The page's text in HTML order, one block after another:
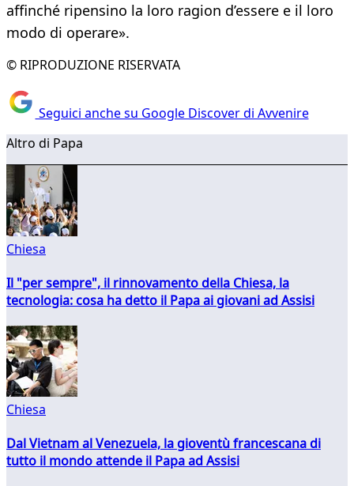
affinché ripensino la loro ragion d’essere e il loro
modo di operare».
© RIPRODUZIONE RISERVATA
Seguici anche su Google Discover di Avvenire
Altro di Papa
Chiesa
Il "per sempre", il rinnovamento della Chiesa, la
tecnologia: cosa ha detto il Papa ai giovani ad Assisi
Chiesa
Dal Vietnam al Venezuela, la gioventù francescana di
tutto il mondo attende il Papa ad Assisi